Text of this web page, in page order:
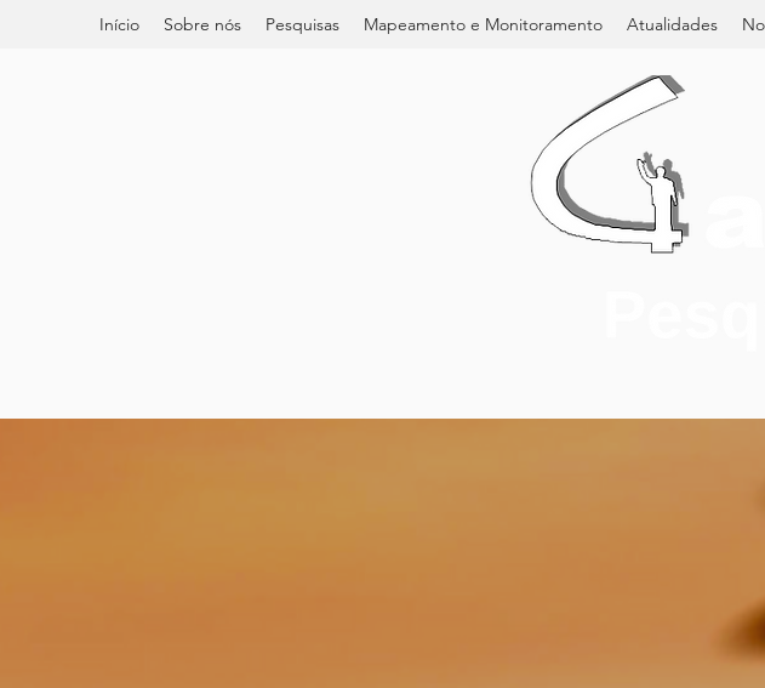
Início Sobre nós Pesquisas Mapeamento e Monitoramento Atualidades